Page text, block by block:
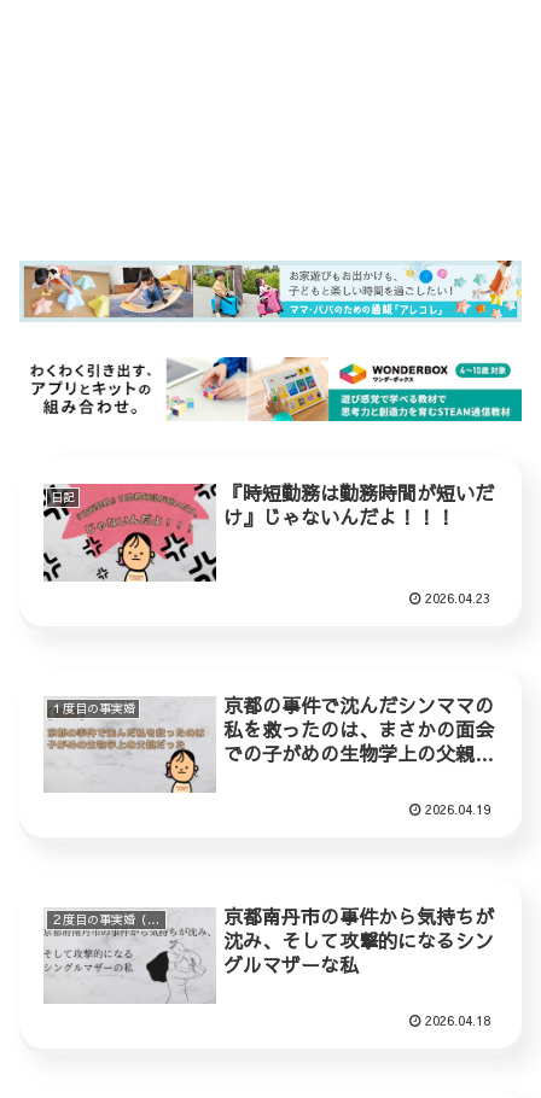
日記
『時短勤務は勤務時間が短いだ
け』じゃないんだよ！！！
2026.04.23
１度目の事実婚
京都の事件で沈んだシンママの
私を救ったのは、まさかの面会
での子がめの生物学上の父親だ
2026.04.19
２度目の事実婚（ステップファミリー）
京都南丹市の事件から気持ちが
沈み、そして攻撃的になるシン
グルマザーな私
2026.04.18